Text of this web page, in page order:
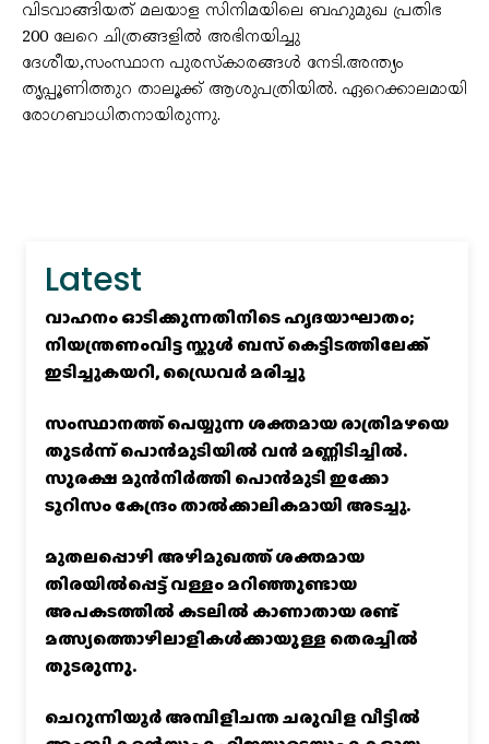
വിടവാങ്ങിയത് മലയാള സിനിമയിലെ ബഹുമുഖ പ്രതിഭ
200 ലേറെ ചിത്രങ്ങളിൽ അഭിനയിച്ചു
ദേശീയ,സംസ്ഥാന പുരസ്കാരങ്ങൾ നേടി.അന്ത്യം
തൃപ്പൂണിത്തുറ താലൂക്ക് ആശുപത്രിയിൽ. ഏറെക്കാലമായി
രോഗബാധിതനായിരുന്നു.
Latest
വാഹനം ഓടിക്കുന്നതിനിടെ ഹൃദയാഘാതം;
നിയന്ത്രണംവിട്ട സ്കൂൾ ബസ് കെട്ടിടത്തിലേക്ക്
ഇടിച്ചുകയറി, ഡ്രൈവർ മരിച്ചു
സംസ്ഥാനത്ത് പെയ്യുന്ന ശക്തമായ രാത്രിമഴയെ
തുടർന്ന് പൊൻമുടിയില്‍ വൻ മണ്ണിടിച്ചില്‍.
സുരക്ഷ മുൻനിർത്തി പൊൻമുടി ഇക്കോ
ടൂറിസം കേന്ദ്രം താല്‍ക്കാലികമായി അടച്ചു.
മുതലപ്പൊഴി അഴിമുഖത്ത് ശക്തമായ
തിരയിൽപ്പെട്ട് വള്ളം മറിഞ്ഞുണ്ടായ
അപകടത്തിൽ കടലിൽ കാണാതായ രണ്ട്
മത്സ്യത്തൊഴിലാളികൾക്കായുള്ള തെരച്ചിൽ
തുടരുന്നു.
ചെറുന്നിയൂർ അമ്പിളിചന്ത ചരുവിള വീട്ടിൽ